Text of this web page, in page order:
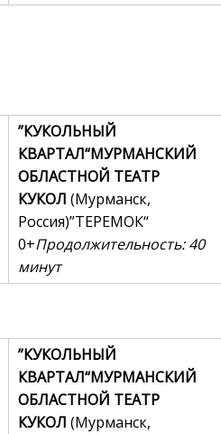
”КУКОЛЬНЫЙ
КВАРТАЛ“МУРМАНСКИЙ
ОБЛАСТНОЙ ТЕАТР
КУКОЛ (Мурманск,
Россия)”ТЕРЕМОК“
0+Продолжительность: 40
минут
”КУКОЛЬНЫЙ
КВАРТАЛ“МУРМАНСКИЙ
ОБЛАСТНОЙ ТЕАТР
КУКОЛ (Мурманск,